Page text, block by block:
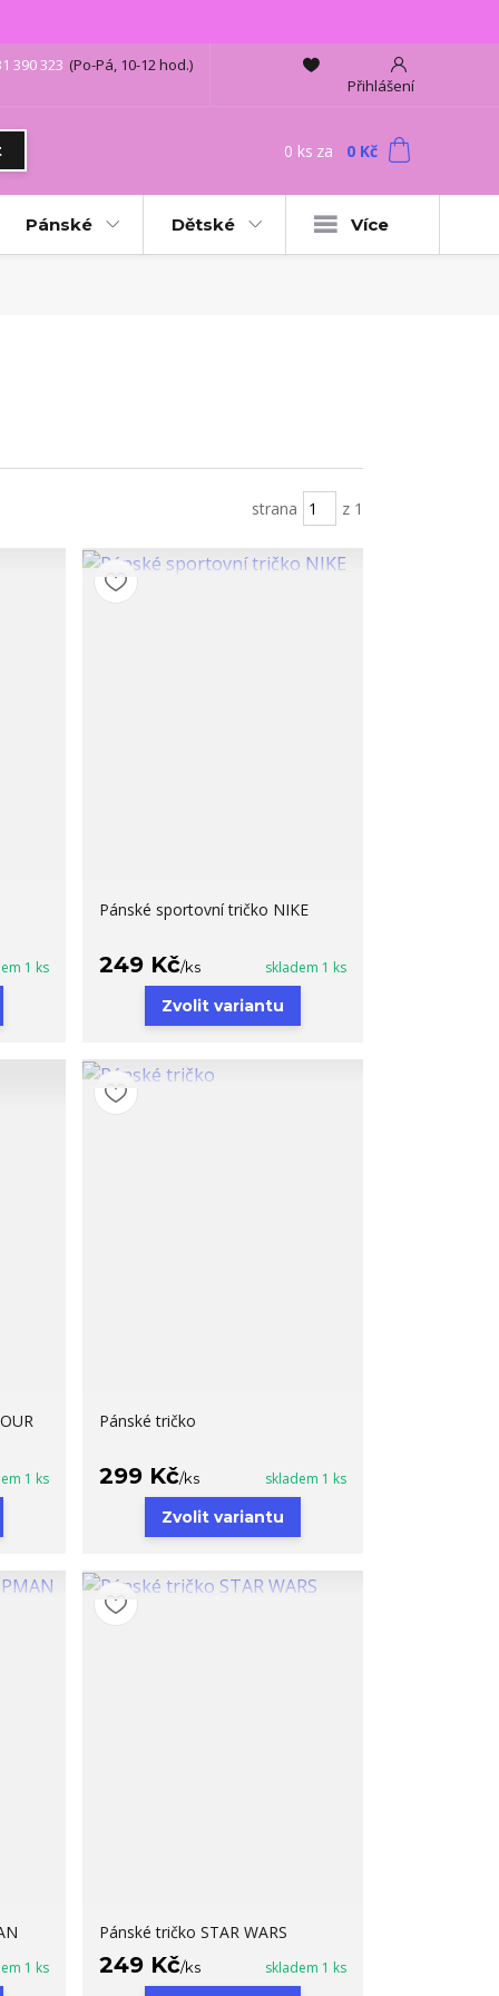
Přihlášení
390 323 (Po-Pá, 10-12 hod.)
0 ks za 0 Kč
Pánské Dětské Více
strana z 1
1 ks
Pánské sportovní tričko NIKE
249 Kč/ks skladem 1 ks
Zvolit variantu
1 ks
Pánské tričko
299 Kč/ks skladem 1 ks
Zvolit variantu
1 ks
Pánské tričko STAR WARS
249 Kč/ks skladem 1 ks